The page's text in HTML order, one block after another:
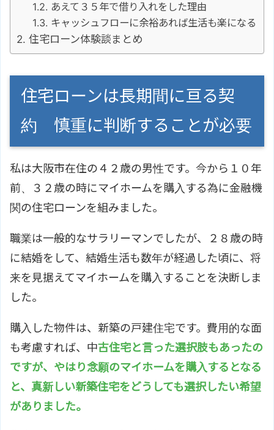
あえて３５年で借り入れをした理由
キャッシュフローに余裕あれば生活も楽になる
住宅ローン体験談まとめ
住宅ローンは長期間に亘る契
約 慎重に判断することが必要
私は大阪市在住の４２歳の男性です。今から１０年
前、３２歳の時にマイホームを購入する為に金融機
関の住宅ローンを組みました。
職業は一般的なサラリーマンでしたが、２８歳の時
に結婚をして、結婚生活も数年が経過した頃に、将
来を見据えてマイホームを購入することを決断しま
した。
購入した物件は、新築の戸建住宅です。費用的な面
も考慮すれば、中古住宅と言った選択肢もあったの
ですが、やはり念願のマイホームを購入するとなる
と、真新しい新築住宅をどうしても選択したい希望
がありました。